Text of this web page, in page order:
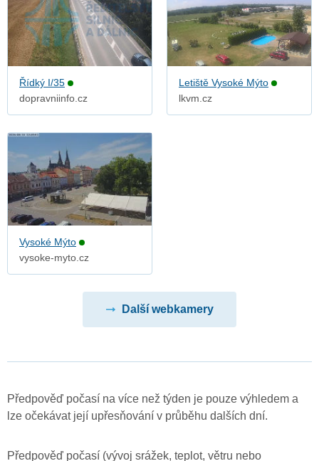
Řídký I/35
dopravniinfo.cz
Letiště Vysoké Mýto
lkvm.cz
Vysoké Mýto
vysoke-myto.cz
Další webkamery
Předpověď počasí na více než týden je pouze výhledem a
lze očekávat její upřesňování v průběhu dalších dní.
Předpověď počasí (vývoj srážek, teplot, větru nebo